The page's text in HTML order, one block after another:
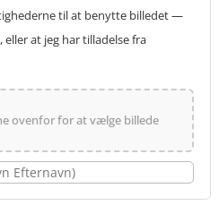
til at benytte billedet —
at jeg har tilladelse fra
ovenfor for at vælge billede